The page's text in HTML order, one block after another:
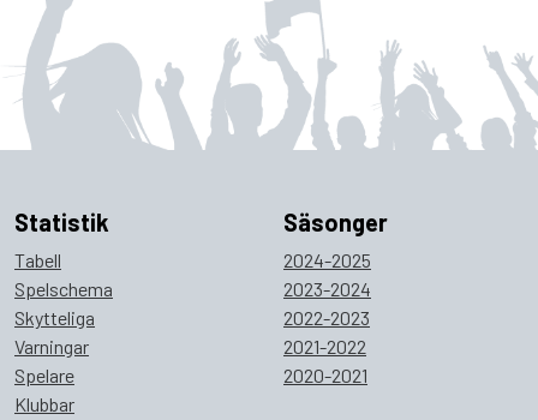
Statistik
Tabell
Spelschema
Skytteliga
Varningar
Spelare
Klubbar
Säsonger
2024-2025
2023-2024
2022-2023
2021-2022
2020-2021